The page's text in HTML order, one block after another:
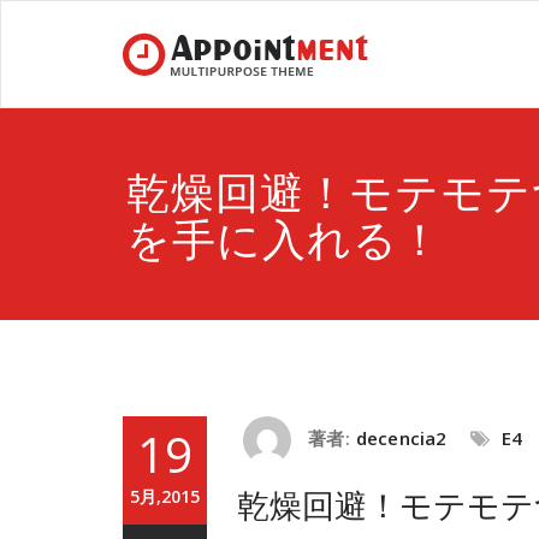
乾燥回避！モテモ
を手に入れる！
19
5月,2015
著者: decencia2 E4
乾燥回避！モテモ